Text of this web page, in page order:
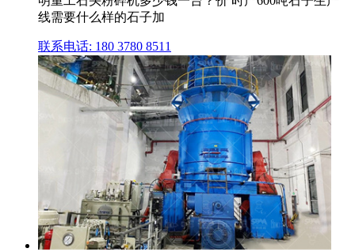
线需要什么样的石子加
联系电话: 180 3780 8511